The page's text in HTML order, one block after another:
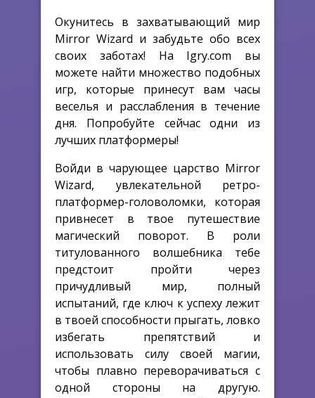
Окунитесь в захватывающий мир
Mirror Wizard и забудьте обо всех
своих заботах! На Igry.com вы
можете найти множество подобных
игр, которые принесут вам часы
веселья и расслабления в течение
дня. Попробуйте сейчас одни из
лучших платформеры!
Войди в чарующее царство Mirror
Wizard, увлекательной ретро-
платформер-головоломки, которая
привнесет в твое путешествие
магический поворот. В роли
титулованного волшебника тебе
предстоит пройти через
причудливый мир, полный
испытаний, где ключ к успеху лежит
в твоей способности прыгать, ловко
избегать препятствий и
использовать силу своей магии,
чтобы плавно переворачиваться с
одной стороны на другую.